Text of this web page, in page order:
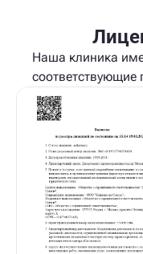
Наша клиника
соответствующие